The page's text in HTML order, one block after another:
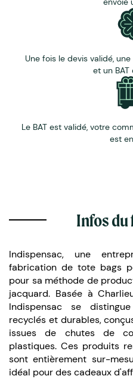
quantités inférieures nous
Il se peut que la quantité
rapport à la commande
nombre réel de sacs livrés.
Une fois le devis validé,
et un BAT
Le BAT est validé, votre
est
Infos
Indispensac, une
fabrication de tote bags
pour sa méthode de
jacquard. Basée à
Indispensac se
recyclés et durables,
issues de chutes de
plastiques. Ces produits
sont entièrement sur-
idéal pour des cadeaux